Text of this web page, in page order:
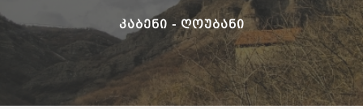
ᲙᲐᲑᲔᲜᲘ - ᲦᲝᲣᲑᲐᲜᲘ